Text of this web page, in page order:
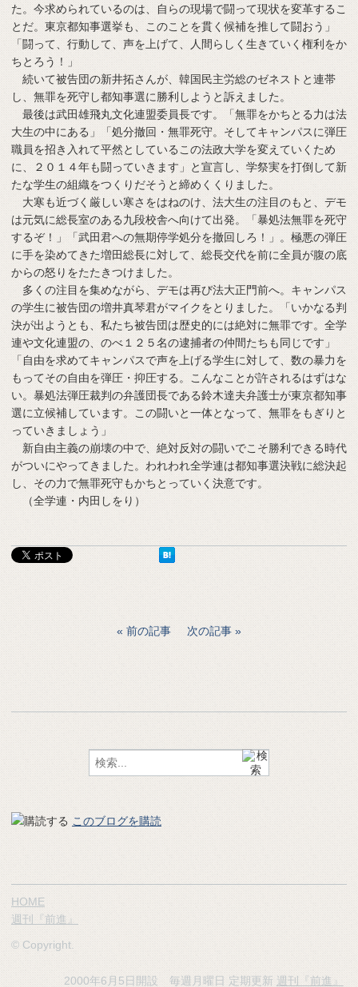
た。今求められているのは、自らの現場で闘って現状を変革するこ
とだ。東京都知事選挙も、このことを貫く候補を推して闘おう」
「闘って、行動して、声を上げて、人間らしく生きていく権利をか
ちとろう！」
続いて被告団の新井拓さんが、韓国民主労総のゼネストと連帯
し、無罪を死守し都知事選に勝利しようと訴えました。
最後は武田雄飛丸文化連盟委員長です。「無罪をかちとる力は法
大生の中にある」「処分撤回・無罪死守。そしてキャンパスに弾圧
職員を招き入れて平然としているこの法政大学を変えていくため
に、２０１４年も闘っていきます」と宣言し、学祭実を打倒して新
たな学生の組織をつくりだそうと締めくくりました。
大寒も近づく厳しい寒さをはねのけ、法大生の注目のもと、デモ
は元気に総長室のある九段校舎へ向けて出発。「暴処法無罪を死守
するぞ！」「武田君への無期停学処分を撤回しろ！」。極悪の弾圧
に手を染めてきた増田総長に対して、総長交代を前に全員が腹の底
からの怒りをたたきつけました。
多くの注目を集めながら、デモは再び法大正門前へ。キャンパス
の学生に被告団の増井真琴君がマイクをとりました。「いかなる判
決が出ようとも、私たち被告団は歴史的には絶対に無罪です。全学
連や文化連盟の、のべ１２５名の逮捕者の仲間たちも同じです」
「自由を求めてキャンパスで声を上げる学生に対して、数の暴力を
もってその自由を弾圧・抑圧する。こんなことが許されるはずはな
い。暴処法弾圧裁判の弁護団長である鈴木達夫弁護士が東京都知事
選に立候補しています。この闘いと一体となって、無罪をもぎりと
っていきましょう」
新自由主義の崩壊の中で、絶対反対の闘いでこそ勝利できる時代
がついにやってきました。われわれ全学連は都知事選決戦に総決起
し、その力で無罪死守もかちとっていく決意です。
（全学連・内田しをり）
前の記事 次の記事
このブログを購読
HOME
週刊『前進』
© Copyright.
2000年6月5日開設 毎週月曜日 定期更新 週刊『前進』